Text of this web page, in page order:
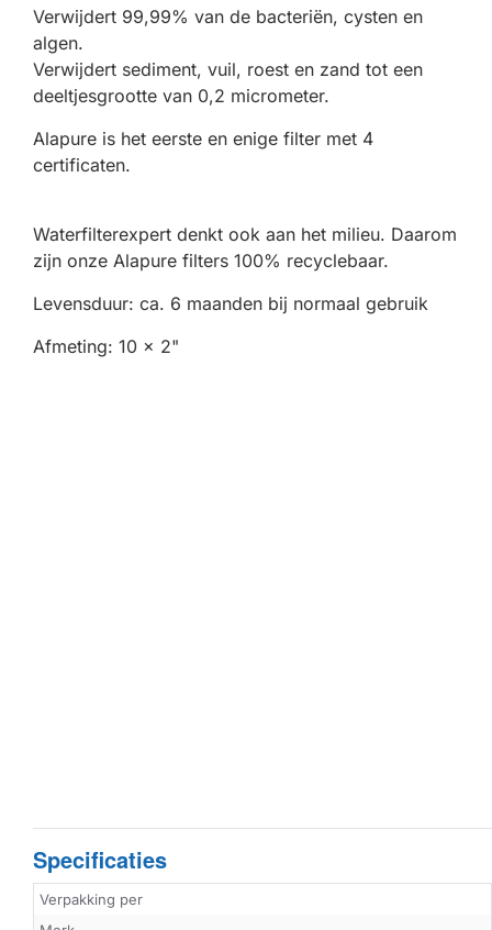
Verwijdert 99,99% van de bacteriën, cysten en
algen.
Verwijdert sediment, vuil, roest en zand tot een
deeltjesgrootte van 0,2 micrometer.
Alapure is het eerste en enige filter met 4
certificaten.
Waterfilterexpert denkt ook aan het milieu. Daarom
zijn onze Alapure filters 100% recyclebaar.
Levensduur: ca. 6 maanden bij normaal gebruik
Afmeting: 10 x 2"
Specificaties
Verpakking per